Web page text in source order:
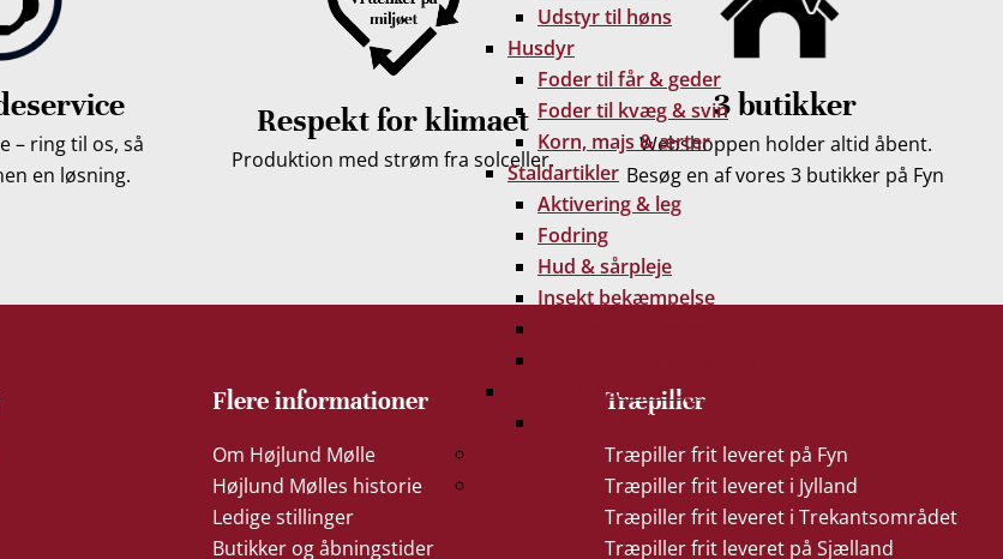
Udstyr til høns
Husdyr
Foder til får & geder
Foder til kvæg & svin
Korn, majs & ærter
Staldartikler
Aktivering & leg
Fodring
Hud & sårpleje
Insekt bekæmpelse
Voliere & havens fugle
Foder til fugle
– ring til os, så
en løsning.
Respekt for klimaet
Produktion med strøm fra solceller.
3 butikker
Webshoppen holder altid åbent.
Besøg en af vores 3 butikker på Fyn
Flere informationer
Om Højlund Mølle
Højlund Mølles historie
Ledige stillinger
Butikker og åbningstider
Træpiller
Træpiller frit leveret på Fyn
Træpiller frit leveret i Jylland
Træpiller frit leveret i Trekantsområdet
Træpiller frit leveret på Sjælland